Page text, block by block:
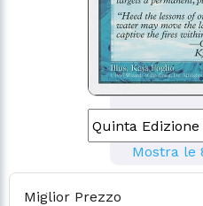
Mostra le
Miglior Prezzo